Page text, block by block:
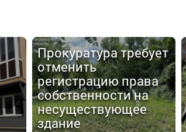
Прокуратура требует
отменить
регистрацию права
собственности на
несуществующее
здание